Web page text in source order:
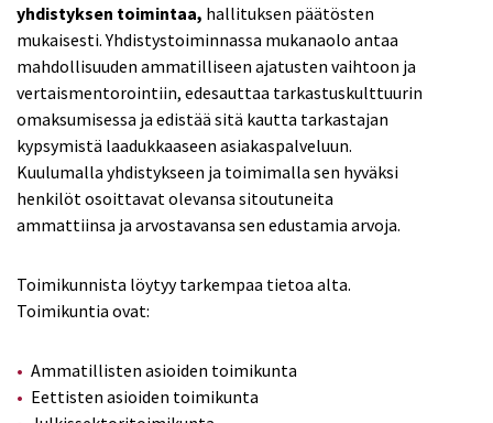
yhdistyksen toimintaa, hallituksen päätösten
mukaisesti. Yhdistystoiminnassa mukanaolo antaa
mahdollisuuden ammatilliseen ajatusten vaihtoon ja
vertaismentorointiin, edesauttaa tarkastuskulttuurin
omaksumisessa ja edistää sitä kautta tarkastajan
kypsymistä laadukkaaseen asiakaspalveluun.
Kuulumalla yhdistykseen ja toimimalla sen hyväksi
henkilöt osoittavat olevansa sitoutuneita
ammattiinsa ja arvostavansa sen edustamia arvoja.
Toimikunnista löytyy tarkempaa tietoa alta.
Toimikuntia ovat:
Ammatillisten asioiden toimikunta
Eettisten asioiden toimikunta